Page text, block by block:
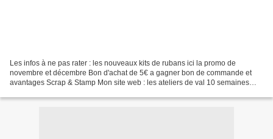
Les infos à ne pas rater : les nouveaux kits de rubans ici la promo de
novembre et décembre Bon d'achat de 5€ a gagner bon de commande et
avantages Scrap & Stamp Mon site web : les ateliers de val 10 semaines